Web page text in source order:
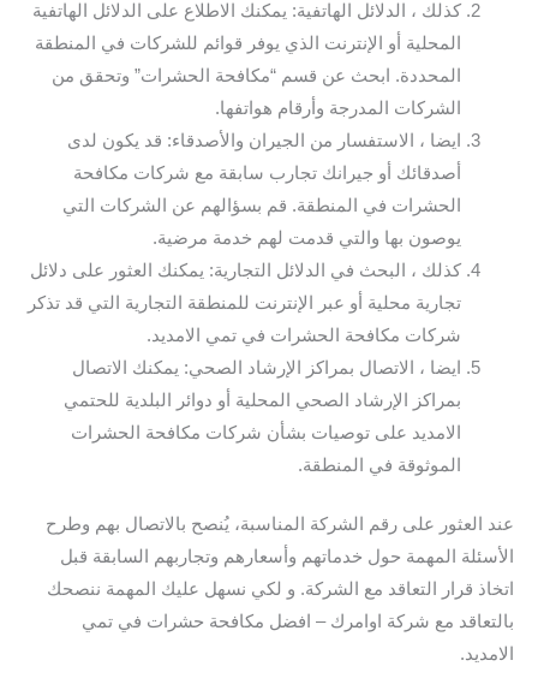
كذلك ، الدلائل الهاتفية: يمكنك الاطلاع على الدلائل الهاتفية
المحلية أو الإنترنت الذي يوفر قوائم للشركات في المنطقة
المحددة. ابحث عن قسم “مكافحة الحشرات” وتحقق من
الشركات المدرجة وأرقام هواتفها.
ايضا ، الاستفسار من الجيران والأصدقاء: قد يكون لدى
أصدقائك أو جيرانك تجارب سابقة مع شركات مكافحة
الحشرات في المنطقة. قم بسؤالهم عن الشركات التي
يوصون بها والتي قدمت لهم خدمة مرضية.
كذلك ، البحث في الدلائل التجارية: يمكنك العثور على دلائل
تجارية محلية أو عبر الإنترنت للمنطقة التجارية التي قد تذكر
شركات مكافحة الحشرات في تمي الامديد.
ايضا ، الاتصال بمراكز الإرشاد الصحي: يمكنك الاتصال
بمراكز الإرشاد الصحي المحلية أو دوائر البلدية للحتمي
الامديد على توصيات بشأن شركات مكافحة الحشرات
الموثوقة في المنطقة.
عند العثور على رقم الشركة المناسبة، يُنصح بالاتصال بهم وطرح
الأسئلة المهمة حول خدماتهم وأسعارهم وتجاربهم السابقة قبل
اتخاذ قرار التعاقد مع الشركة. و لكي نسهل عليك المهمة ننصحك
بالتعاقد مع شركة اوامرك – افضل مكافحة حشرات في تمي
الامديد.